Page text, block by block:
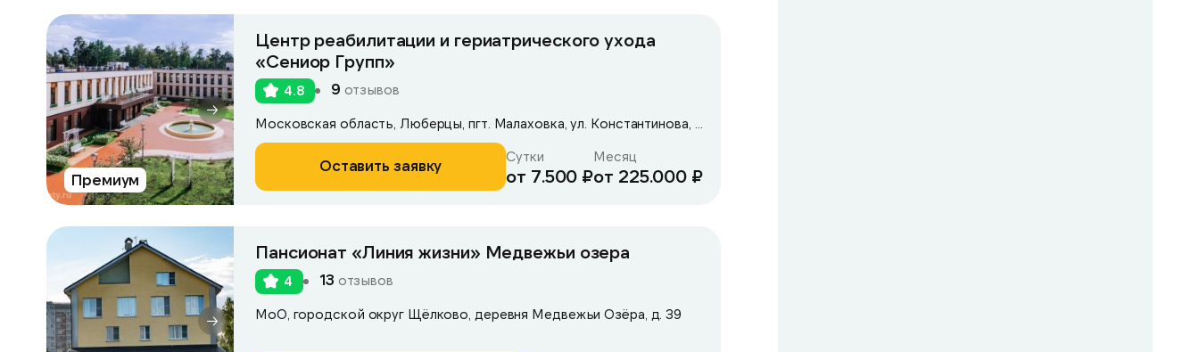
Премиум
Центр реабилитации и гериатрического ухода
«Сениор Групп»
4.8 9 отзывов
Оставить заявку Сутки
от 7.500 ₽
Месяц
от 225.000 ₽
Пансионат «Линия жизни» Медвежьи озера
4 13 отзывов
МоО, городской округ Щёлково, деревня Медвежьи Озёра, д. 39